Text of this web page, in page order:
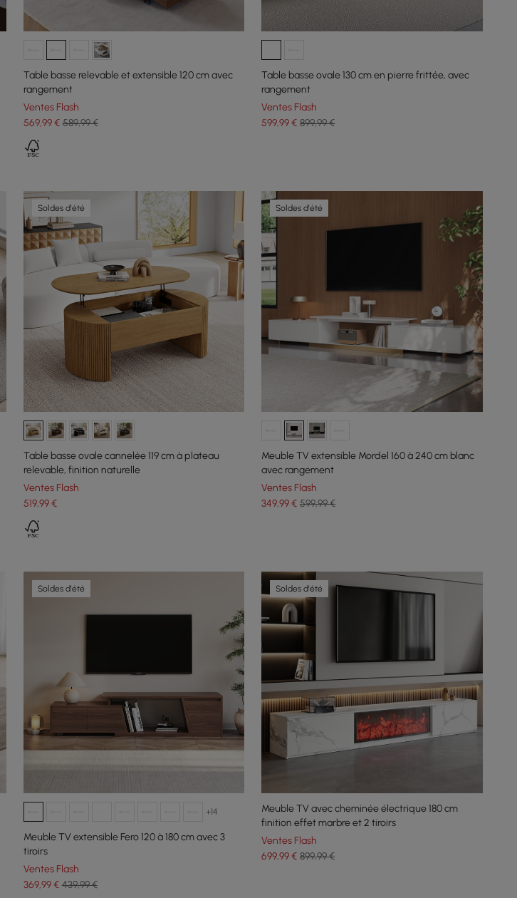
Table basse relevable et extensible 120 cm avec
rangement
Ventes Flash
569,99€ 589,99 €
Table basse ovale 130 cm en pierre frittée, avec
rangement
Ventes Flash
599,99€ 899,99 €
Soldes d'été
Table basse ovale cannelée 119 cm à plateau
relevable, finition naturelle
Ventes Flash
519,99€
Soldes d'été
Meuble TV extensible Mordel 160 à 240 cm blanc
avec rangement
Ventes Flash
349,99€ 599,99 €
Soldes d'été
+14
Meuble TV extensible Fero 120 à 180 cm avec 3
tiroirs
Ventes Flash
369,99€ 439,99 €
Soldes d'été
Meuble TV avec cheminée électrique 180 cm
finition effet marbre et 2 tiroirs
Ventes Flash
699,99€ 899,99 €